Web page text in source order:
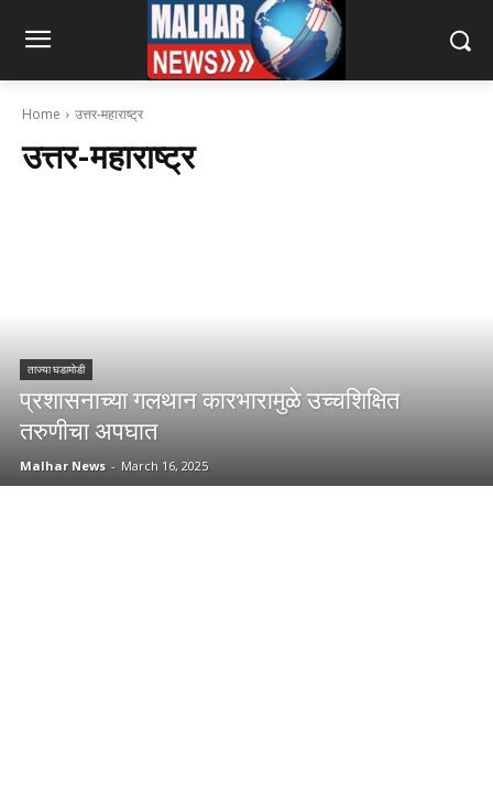
Home उत्तर-महाराष्ट्र
उत्तर-महाराष्ट्र
ताज्या घडामोडी
प्रशासनाच्या गलथान कारभारामुळे उच्चशिक्षित
तरुणीचा अपघात
Malhar News - March 16, 2025